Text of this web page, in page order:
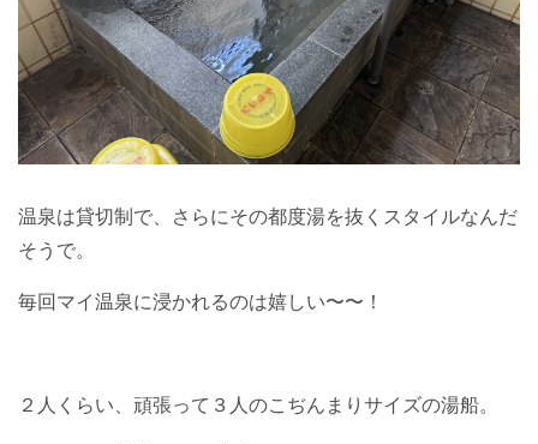
温泉は貸切制で、さらにその都度湯を抜くスタイルなんだ
そうで。
毎回マイ温泉に浸かれるのは嬉しい〜〜！
２人くらい、頑張って３人のこぢんまりサイズの湯船。